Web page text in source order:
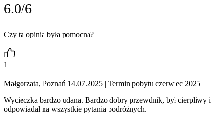
6.0/6
Czy ta opinia była pomocna?
1
Małgorzata, Poznań 14.07.2025 | Termin pobytu czerwiec 2025
Wycieczka bardzo udana. Bardzo dobry przewdnik, był cierpliwy i
odpowiadał na wszystkie pytania podróżnych.